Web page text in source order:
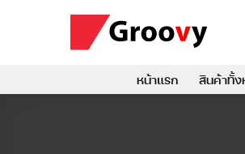
หน้าแรก สินค้าทั้